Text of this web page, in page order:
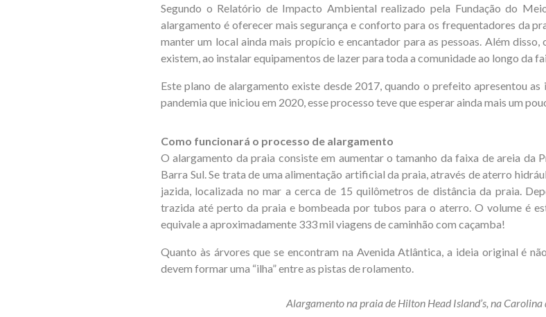
Segundo o Relatório de Impacto Ambiental realizado pela Fundação do
alargamento é oferecer mais segurança e conforto para os frequentadores da
manter um local ainda mais propício e encantador para as pessoas. Além
existem, ao instalar equipamentos de lazer para toda a comunidade ao longo da
Este plano de alargamento existe desde 2017, quando o prefeito apresentou
pandemia que iniciou em 2020, esse processo teve que esperar ainda mais um
Como funcionará o processo de alargamento
O alargamento da praia consiste em aumentar o tamanho da faixa de areia da
Barra Sul. Se trata de uma alimentação artificial da praia, através de aterro
jazida, localizada no mar a cerca de 15 quilômetros de distância da praia.
trazida até perto da praia e bombeada por tubos para o aterro. O volume é
equivale a aproximadamente 333 mil viagens de caminhão com caçamba!
Quanto às árvores que se encontram na Avenida Atlântica, a ideia original é
devem formar uma “ilha” entre as pistas de rolamento.
Alargamento na praia de Hilton Head Island’s, na Carolina